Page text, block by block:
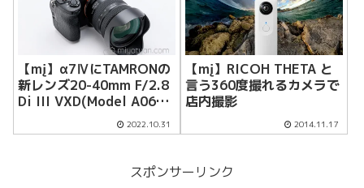
【mį】α7ⅣにTAMRONの
新レンズ20-40mm F/2.8
Di III VXD(Model A062)
2022.10.31
【mį】RICOH THETA と
言う360度撮れるカメラで
店内撮影
2014.11.17
スポンサーリンク